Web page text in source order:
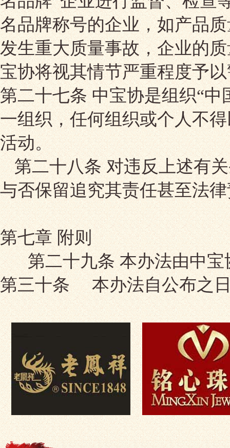
名品牌称号的企业，如产品
发生重大质量事故，企业的
宝协将视其情节严重程度予
第二十七条 中宝协是组织“
一组织，任何组织或个人不
活动。
第二十八条 对违反上述有
与否保留追究其责任甚至法
第七章 附则
第二十九条 本办法由中宝
第三十条 本办法自公布之